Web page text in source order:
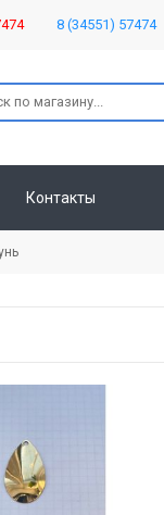
8 (34551) 57474
Контакты